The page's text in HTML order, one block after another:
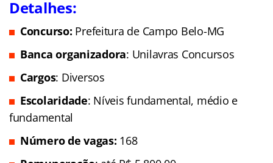
Detalhes:
Concurso: Prefeitura de Campo Belo-MG
Banca organizadora: Unilavras Concursos
Cargos: Diversos
Escolaridade: Níveis fundamental, médio e
fundamental
Número de vagas: 168